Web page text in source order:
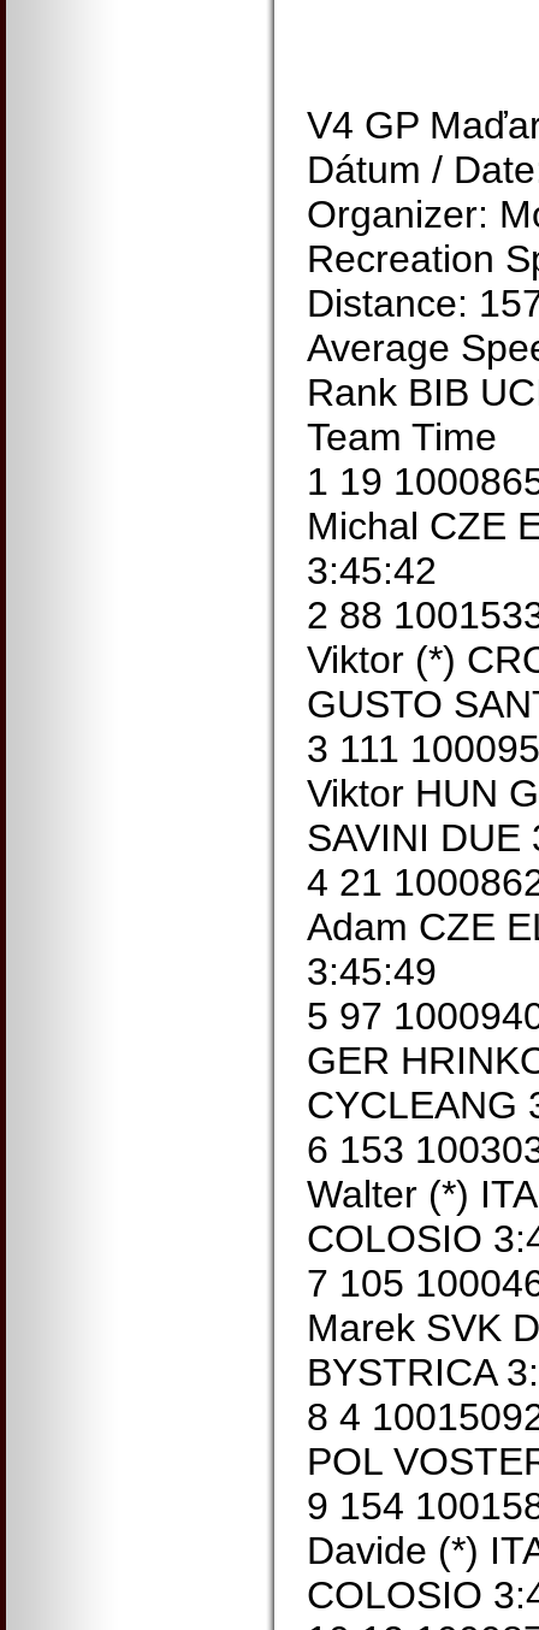
V4 GP
Dátum /
Organizer:
Recreation
Distance:
Average
Rank BIB
Team Time
1 19
Michal CZE
3:45:42
2 88
Viktor (*)
GUSTO
3 111
Viktor HUN
SAVINI DUE
4 21
Adam CZE
3:45:49
5 97
GER
CYCLEANG
6 153
Walter (*)
COLOSIO
7 105
Marek SVK
BYSTRICA
8 4
POL
9 154
Davide (*)
COLOSIO